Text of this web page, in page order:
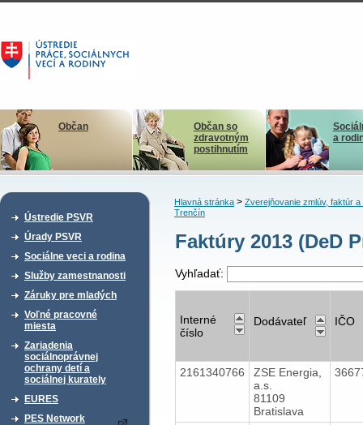
Občan
Občan so
zdravotným
postihnutím
a
Ústredie PSVR
Úrady PSVR
Sociálne veci a rodina
Služby zamestnanosti
Záruky pre mladých
Voľné pracovné
miesta
Zariadenia
sociálnoprávnej
ochrany detí a
sociálnej kurately
EURES
PES Network
Hlavná stránka> Zverejňovanie zmlúv, faktúr a
Trenčín
Faktúry 2013 (DeD
Vyhľadať:
Interné
číslo
Dodávateľ IČO
2161340766
ZSE Energia,
a.s.
81109
Bratislava